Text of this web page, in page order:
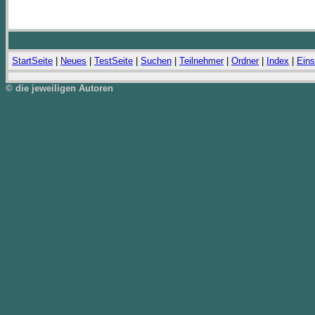
StartSeite Neues TestSeite Suchen Teilnehmer| Ordner| Index
© die jeweiligen Autoren